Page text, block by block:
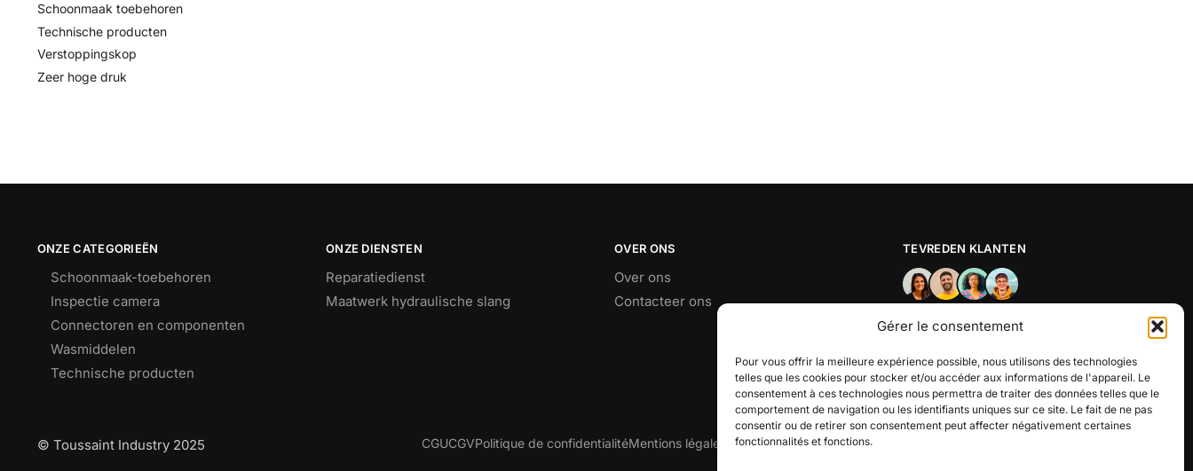
Gérer le consentement
Pour vous offrir la meilleure expérience possible, nous utilisons des technologies
telles que les cookies pour stocker et/ou accéder aux informations de l'appareil. Le
consentement à ces technologies nous permettra de traiter des données telles que le
comportement de navigation ou les identifiants uniques sur ce site. Le fait de ne pas
consentir ou de retirer son consentement peut affecter négativement certaines
fonctionnalités et fonctions.
Schoonmaak toebehoren
Technische producten
Verstoppingskop
Zeer hoge druk
ONZE CATEGORIEËN
Schoonmaak-toebehoren
Inspectie camera
Connectoren en componenten
Wasmiddelen
Technische producten
ONZE DIENSTEN
Reparatiedienst
Maatwerk hydraulische slang
OVER ONS
Over ons
Contacteer ons
TEVREDEN KLANTEN
“Très bon accueil, le service est au top ”
© Toussaint Industry 2025 CGUCGVPolitique de confidentialitéMentions légales